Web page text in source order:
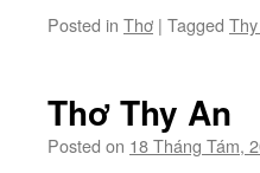
Posted in Thơ | Tagged
Thơ Thy An
Posted on 18 Tháng Tám,